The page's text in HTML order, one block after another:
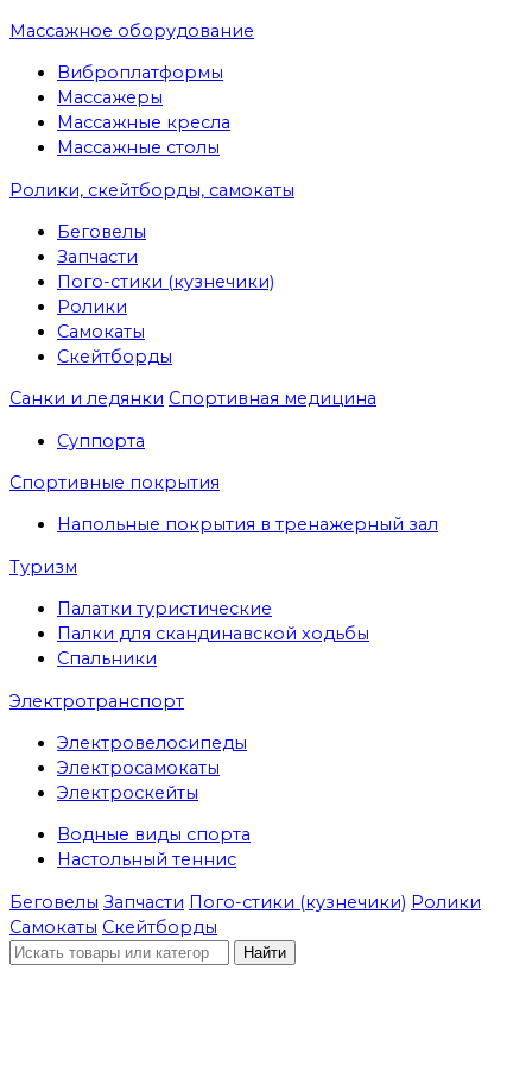
Массажное оборудование
Виброплатформы
Массажеры
Массажные кресла
Массажные столы
Ролики, скейтборды, самокаты
Беговелы
Запчасти
Пого-стики (кузнечики)
Ролики
Самокаты
Скейтборды
Санки и ледянки Спортивная медицина
Суппорта
Спортивные покрытия
Напольные покрытия в тренажерный зал
Туризм
Палатки туристические
Палки для скандинавской ходьбы
Спальники
Электротранспорт
Электровелосипеды
Электросамокаты
Электроскейты
Водные виды спорта
Настольный теннис
Беговелы Запчасти Пого-стики (кузнечики) Ролики
Самокаты Скейтборды
Найти